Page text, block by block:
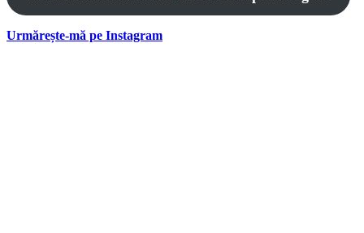
Urmărește-mă pe Instagram